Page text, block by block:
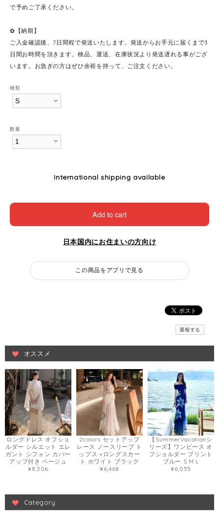
で予めご了承ください。
✿【納期】
ご入金確認後、7日間程で発送いたします。発送からお手元に届くまで3
日間お時間を頂きます。検品、運送、在庫状況より発送遅れる事がござ
います。お急ぎの方はぜひ余裕を持って、ご注文ください。
種類
数量
International shipping available
Add to cart
日本国内にお住まいの方向け
この商品をアプリで見る
通報する
オススメ
ロングドレス オフショ
ルダー シルエット エレ
ガント シフォン カバー
アップ付き ベージュ
¥8,306
2colors セットアップ
レース ノースリーブ ト
ップス +ロングスカー
ト ホワイト ブラック
¥6,468
【SummerVacationシ
リーズ】ワンピース オ
フショルダー プリント
ブルー S M L
¥6,055
Category